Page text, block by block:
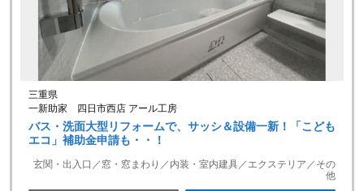
三重県
一新助家 四日市西店 アール工房
バス・洗面大型リフォームで、サッシ＆設備一新！「こども
エコ」補助金申請も・・！
玄関・出入口／窓・窓まわり／内装・室内建具／エクステリア／その
他